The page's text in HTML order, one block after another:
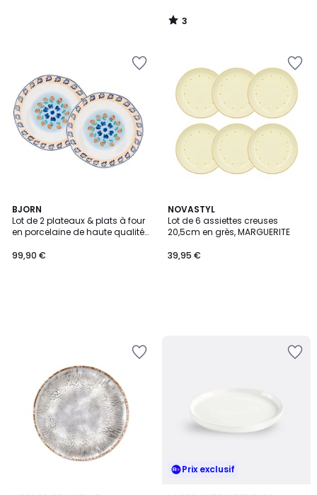
3
/
BJORN
Lot de 2 plateaux & plats à four
en porcelaine de haute qualité
NAPOLI
99,90 €
NOVASTYL
Lot de 6 assiettes creuses
20,5cm en grès, MARGUERITE
39,95 €
Prix exclusif